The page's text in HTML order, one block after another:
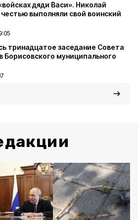
дяди Васи». Николай
выполняли свой воинский
тринадцатое заседание Совета
Борисовского муниципального